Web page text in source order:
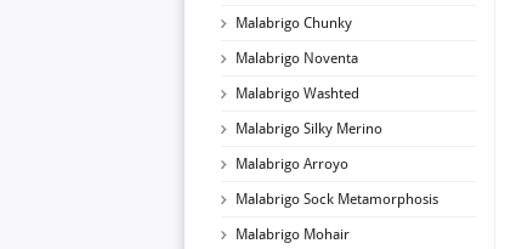
Malabrigo Chunky
Malabrigo Noventa
Malabrigo Washted
Malabrigo Silky Merino
Malabrigo Arroyo
Malabrigo Sock Metamorphosis
Malabrigo Mohair